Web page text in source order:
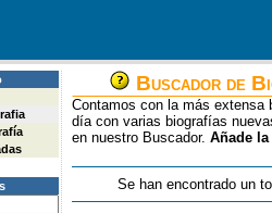
Buscador de
Contamos con la más extensa
día con varias biografías
en nuestro Buscador. Añade
Se han encontrado un